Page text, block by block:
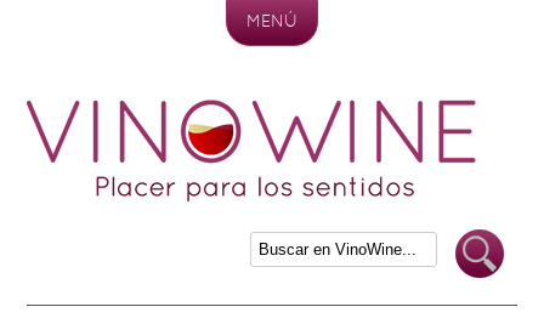
MENÚ